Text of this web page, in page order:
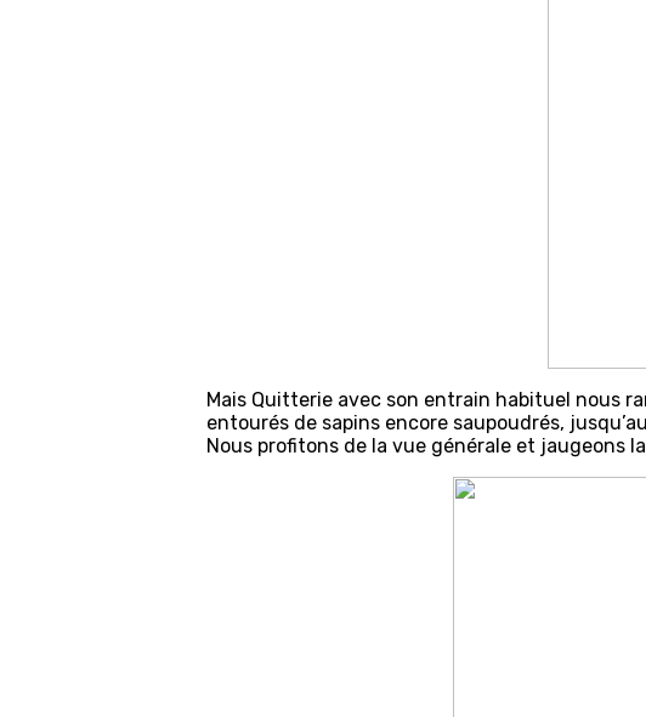
Mais Quitterie avec son entrain habituel nous
entourés de sapins encore saupoudrés,
Nous profitons de la vue générale et jaugeons